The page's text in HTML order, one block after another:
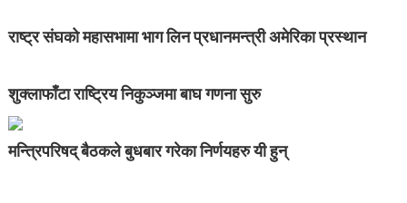
राष्ट्र संघको महासभामा भाग लिन प्रधानमन्त्री अमेरिका प्रस्थान
शुक्लाफाँटा राष्ट्रिय निकुञ्जमा बाघ गणना सुरु
मन्त्रिपरिषद् बैठकले बुधबार गरेका निर्णयहरु यी हुन्